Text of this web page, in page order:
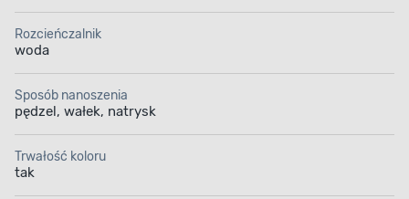
Rozcieńczalnik
woda
Sposób nanoszenia
pędzel, wałek, natrysk
Trwałość koloru
tak